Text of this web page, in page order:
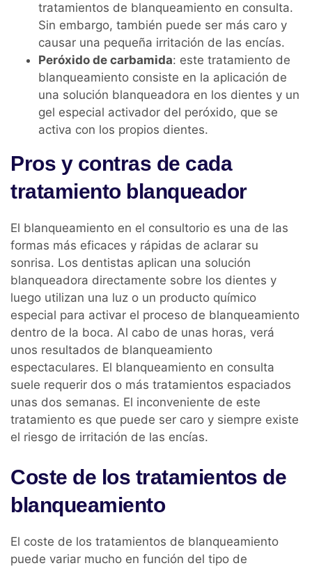
tratamientos de blanqueamiento en consulta.
Sin embargo, también puede ser más caro y
causar una pequeña irritación de las encías.
Peróxido de carbamida: este tratamiento de
blanqueamiento consiste en la aplicación de
una solución blanqueadora en los dientes y un
gel especial activador del peróxido, que se
activa con los propios dientes.
Pros y contras de cada
tratamiento blanqueador
El blanqueamiento en el consultorio es una de las
formas más eficaces y rápidas de aclarar su
sonrisa. Los dentistas aplican una solución
blanqueadora directamente sobre los dientes y
luego utilizan una luz o un producto químico
especial para activar el proceso de blanqueamiento
dentro de la boca. Al cabo de unas horas, verá
unos resultados de blanqueamiento
espectaculares. El blanqueamiento en consulta
suele requerir dos o más tratamientos espaciados
unas dos semanas. El inconveniente de este
tratamiento es que puede ser caro y siempre existe
el riesgo de irritación de las encías.
Coste de los tratamientos de
blanqueamiento
El coste de los tratamientos de blanqueamiento
puede variar mucho en función del tipo de